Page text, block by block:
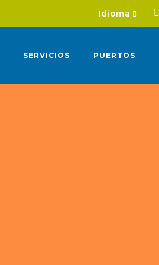
Idioma
SERVICIOS PUERTOS